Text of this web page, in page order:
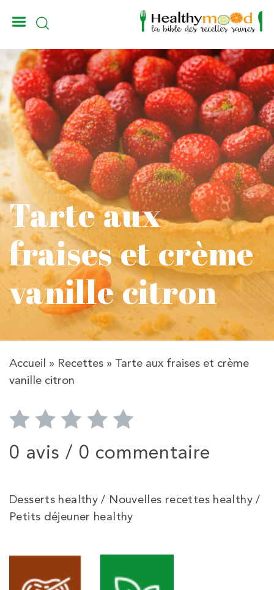
Tarte aux
fraises et crème
vanille citron
Accueil » Recettes » Tarte aux fraises et crème
vanille citron
0 avis / 0 commentaire
Desserts healthy / Nouvelles recettes healthy /
Petits déjeuner healthy